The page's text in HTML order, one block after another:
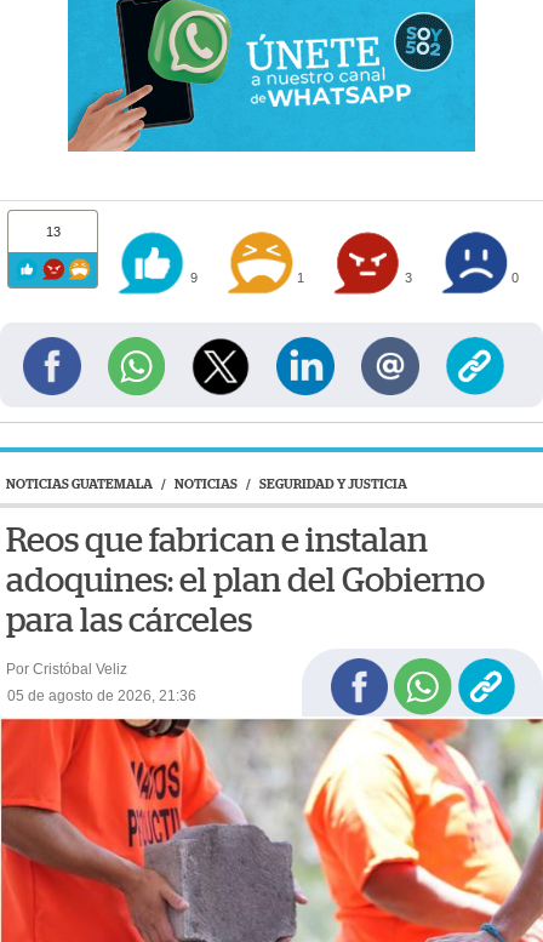
13
9 1 3 0
NOTICIAS GUATEMALA / NOTICIAS / SEGURIDAD Y JUSTICIA
Reos que fabrican e instalan
adoquines: el plan del Gobierno
para las cárceles
Por Cristóbal Veliz
05 de agosto de 2026, 21:36